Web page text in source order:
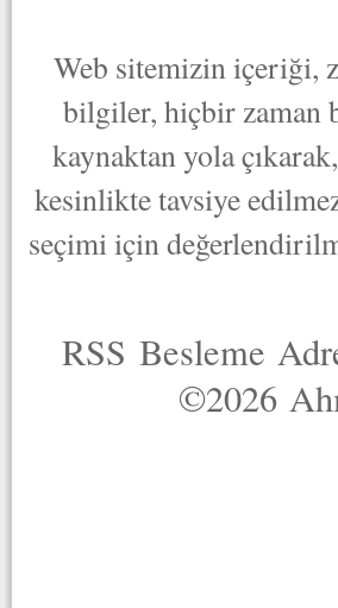
Web sitemizin içeriği,
bilgiler, hiçbir zaman
kaynaktan yola
kesinlikte tavsiye
seçimi için
RSS Besleme
©2026